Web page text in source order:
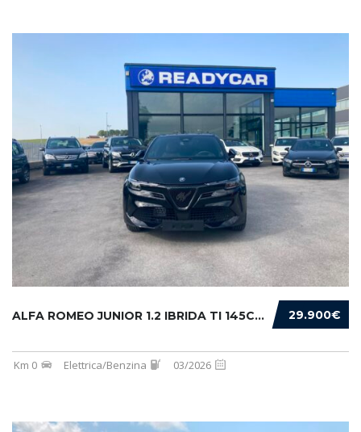
29.900€
ALFA ROMEO JUNIOR 1.2 IBRIDA TI 145CV EDCT6
Km 0 Elettrica/Benzina 03/2026